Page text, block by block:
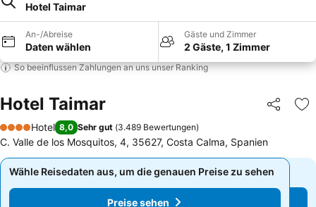
Hotel Taimar
An-/Abreise
Daten wählen
Gäste und Zimmer
2 Gäste, 1 Zimmer
So beeinflussen Zahlungen an uns unser Ranking
Hotel Taimar Teilen
4 Sterne
Hotel 8,0 Sehr gut (3.489 Bewertungen)
C. Valle de los Mosquitos, 4, 35627, Costa Calma, Spanien
Wähle Reisedaten aus, um die genauen Preise zu sehen
Preise sehen
Wähle Reisedaten aus, um die genauen Preise zu sehen
Preise sehen